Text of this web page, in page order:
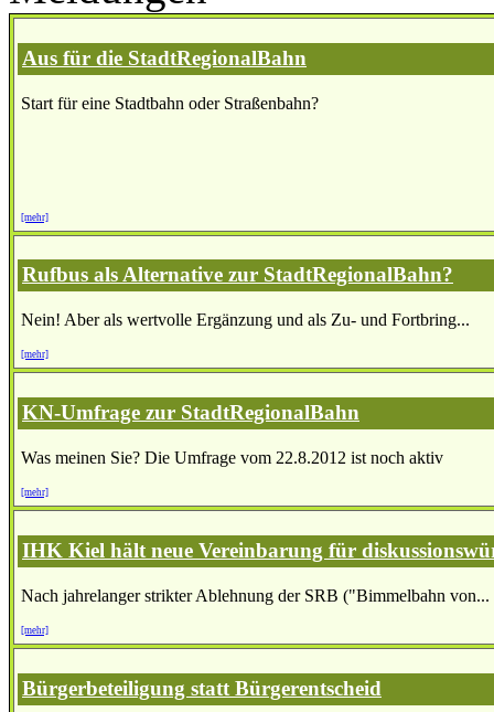
Aus für die StadtRegionalBahn
Start für eine Stadtbahn oder Straßenbahn?
[mehr]
Rufbus als Alternative zur StadtRegionalBahn?
Nein! Aber als wertvolle Ergänzung und als Zu- und Fortbring...
[mehr]
KN-Umfrage zur StadtRegionalBahn
Was meinen Sie? Die Umfrage vom 22.8.2012 ist noch aktiv
[mehr]
IHK Kiel hält neue Vereinbarung für
Nach jahrelanger strikter Ablehnung der SRB ("Bimmelbahn von...
[mehr]
Bürgerbeteiligung statt Bürgerentscheid